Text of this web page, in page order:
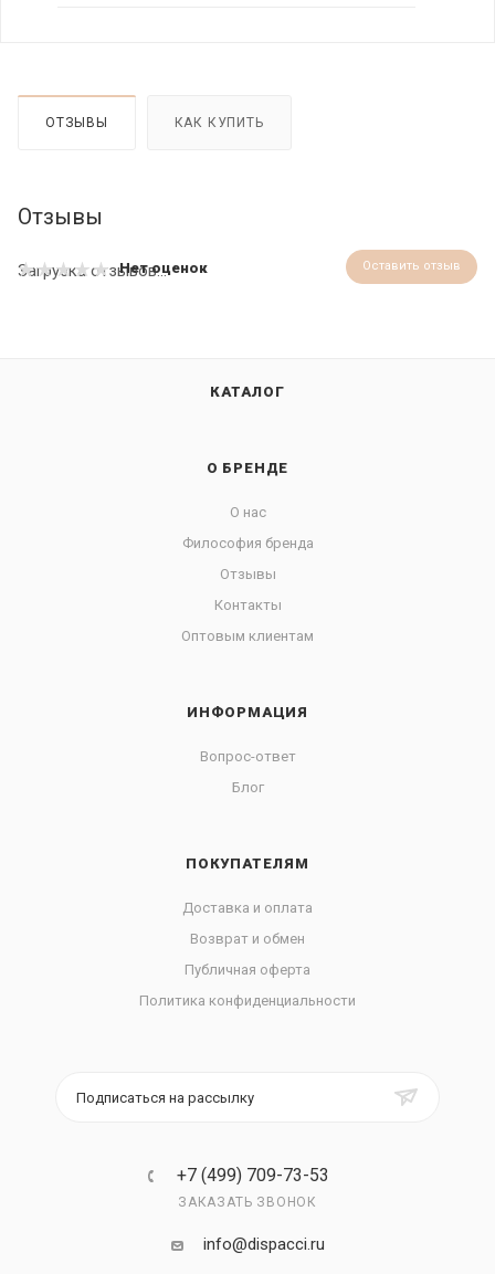
ОТЗЫВЫ КАК КУПИТЬ
Отзывы
Нет оценок Оставить отзыв
Загрузка отзывов...
КАТАЛОГ
О БРЕНДЕ
О нас
Философия бренда
Отзывы
Контакты
Оптовым клиентам
ИНФОРМАЦИЯ
Вопрос-ответ
Блог
ПОКУПАТЕЛЯМ
Доставка и оплата
Возврат и обмен
Публичная оферта
Политика конфиденциальности
Подписаться на рассылку
+7 (499) 709-73-53
ЗАКАЗАТЬ ЗВОНОК
info@dispacci.ru